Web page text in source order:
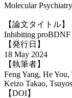
Molecular Psychiatry
【論文タイトル】
Inhibiting proBDNF
【発行日】
18 May 2024
【執筆者】
Feng Yang, He
Keizo Takao,
【DOI】